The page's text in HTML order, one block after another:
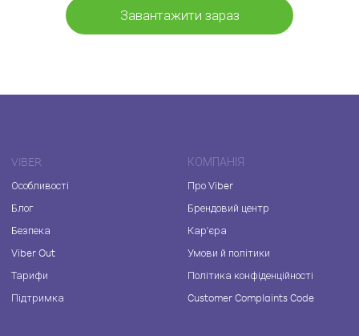
Завантажити зараз
VIBER
Особливості
Блог
Безпека
Viber Out
Тарифи
Підтримка
КОМПАНІЯ
Про Viber
Брендовий центр
Кар'єра
Умови й політики
Політика конфіденційності
Customer Complaints Code